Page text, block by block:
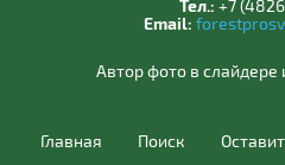
Тел.: +7
Email:
Автор фото в слайдере
Главная Поиск